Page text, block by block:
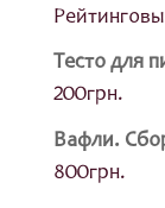
Тесто для
200грн.
Вафли.
800грн.